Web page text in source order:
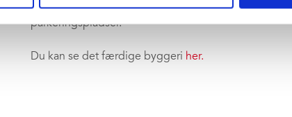
Uddannelsesbyggeriet indeholder
parkeringspladser.
Du kan se det færdige byggeri her.